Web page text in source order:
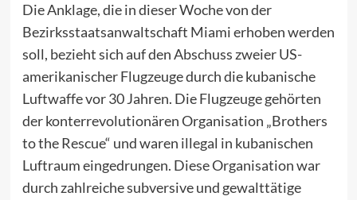
Die Anklage, die in dieser Woche von der
Bezirksstaatsanwaltschaft Miami erhoben werden
soll, bezieht sich auf den Abschuss zweier US-
amerikanischer Flugzeuge durch die kubanische
Luftwaffe vor 30 Jahren. Die Flugzeuge gehörten
der konterrevolutionären Organisation „Brothers
to the Rescue“ und waren illegal in kubanischen
Luftraum eingedrungen. Diese Organisation war
durch zahlreiche subversive und gewalttätige